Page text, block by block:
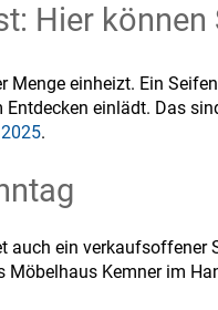
Hier können
Menge einheizt. Ein
einlädt. Das
.
auch ein verkaufsoffener
Kemner im